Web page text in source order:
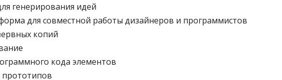
генерирования идей
для совместной работы дизайнеров и программистов
копий
кода элементов